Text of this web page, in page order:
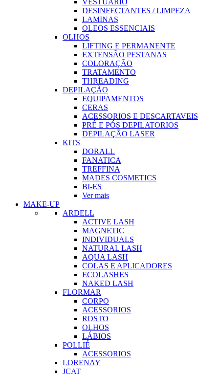
DESINFECTANTES / LIMPEZA
LAMINAS
OLEOS ESSENCIAIS
OLHOS
LIFTING E PERMANENTE
EXTENSÃO PESTANAS
COLORAÇÃO
TRATAMENTO
THREADING
DEPILAÇÃO
EQUIPAMENTOS
CERAS
ACESSORIOS E DESCARTAVEIS
PRÉ E PÓS DEPILATORIOS
DEPILAÇÃO LASER
KITS
DORALL
FANATICA
TREFFINA
MADES COSMETICS
BI-ES
Ver mais
MAKE-UP
ARDELL
ACTIVE LASH
MAGNETIC
INDIVIDUALS
NATURAL LASH
AQUA LASH
COLAS E APLICADORES
ECOLASHES
NAKED LASH
FLORMAR
CORPO
ACESSORIOS
ROSTO
OLHOS
LÁBIOS
POLLIÉ
ACESSORIOS
LORENAY
JCAT